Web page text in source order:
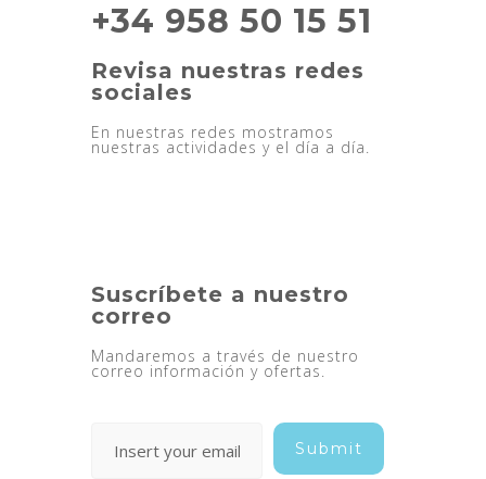
+34 958 50 15 51
Revisa nuestras redes
sociales
En nuestras redes mostramos
nuestras actividades y el día a día.
Suscríbete a nuestro
correo
Mandaremos a través de nuestro
correo información y ofertas.